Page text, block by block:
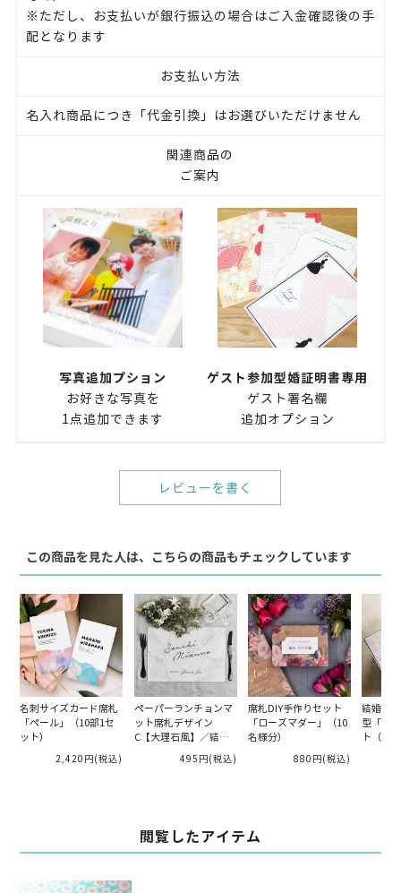
※ただし、お支払いが銀行振込の場合はご入金確認後の手
配となります
お支払い方法
名入れ商品につき「代金引換」はお選びいただけません
関連商品の
ご案内
写真追加プション
お好きな写真を
1点追加できます
ゲスト参加型婚証明書専用
ゲスト署名欄
追加オプション
レビューを書く
この商品を見た人は、こちらの商品もチェックしています
名刺サイズカード席札
「ペール」（10部1セ
ット）
2,420円(税込)
ペーパーランチョンマ
ット席札デザイン
C【大理石風】／結婚
495円(税込)
席札DIY手作りセット
「ローズマダー」（10
名様分）
880円(税込)
結婚証
型「に
ト（猫
閲覧したアイテム